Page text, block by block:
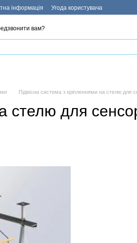
інформація Угода користувача
вам?
Підвісна система з кріпленнями на стелю для
стелю для